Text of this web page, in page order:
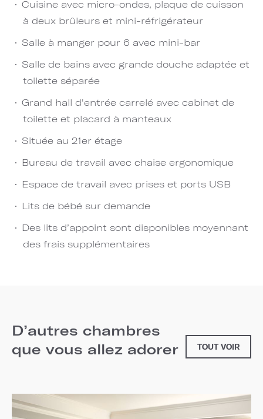
Cuisine avec micro-ondes, plaque de cuisson
à deux brûleurs et mini-réfrigérateur
Salle à manger pour 6 avec mini-bar
Salle de bains avec grande douche adaptée et
toilette séparée
Grand hall d'entrée carrelé avec cabinet de
toilette et placard à manteaux
Située au 21er étage
Bureau de travail avec chaise ergonomique
Espace de travail avec prises et ports USB
Lits de bébé sur demande
Des lits d’appoint sont disponibles moyennant
des frais supplémentaires
D’autres chambres
que vous allez adorer
TOUT VOIR